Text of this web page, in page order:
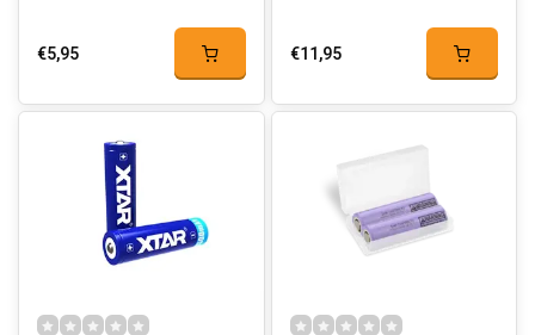
€5,95 €11,95